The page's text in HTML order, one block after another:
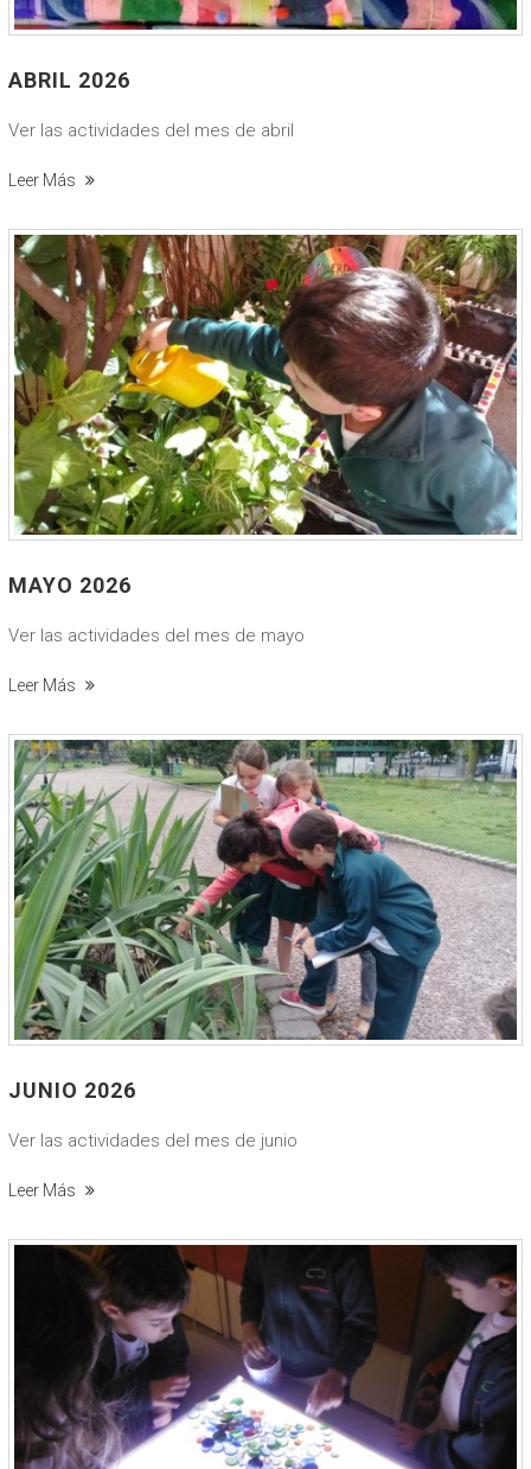
ABRIL 2026
Ver las actividades del mes de abril
Leer Más
MAYO 2026
Ver las actividades del mes de mayo
Leer Más
JUNIO 2026
Ver las actividades del mes de junio
Leer Más